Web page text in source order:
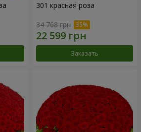
301 красная роза
34 768 грн
Заказать